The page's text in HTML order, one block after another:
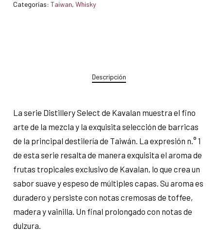
Categorías: Taiwan, Whisky
Descripción
La serie Distillery Select de Kavalan muestra el fino
arte de la mezcla y la exquisita selección de barricas
de la principal destilería de Taiwán. La expresión n.° 1
de esta serie resalta de manera exquisita el aroma de
frutas tropicales exclusivo de Kavalan, lo que crea un
sabor suave y espeso de múltiples capas. Su aroma es
duradero y persiste con notas cremosas de toffee,
madera y vainilla. Un final prolongado con notas de
dulzura.